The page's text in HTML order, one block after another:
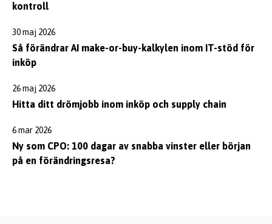
kontroll
30 maj 2026
Så förändrar AI make-or-buy-kalkylen inom IT-stöd för
inköp
26 maj 2026
Hitta ditt drömjobb inom inköp och supply chain
6 mar 2026
Ny som CPO: 100 dagar av snabba vinster eller början
på en förändringsresa?